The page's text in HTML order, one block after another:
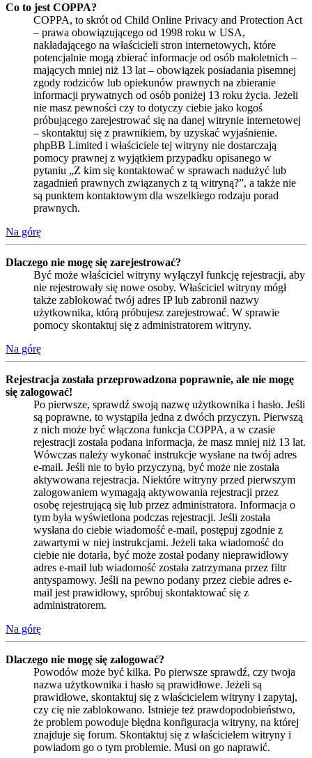
Co to jest COPPA?
COPPA, to skrót od Child Online Privacy and Protection Act
– prawa obowiązującego od 1998 roku w USA,
nakładającego na właścicieli stron internetowych, które
potencjalnie mogą zbierać informacje od osób małoletnich –
mających mniej niż 13 lat – obowiązek posiadania pisemnej
zgody rodziców lub opiekunów prawnych na zbieranie
informacji prywatnych od osób poniżej 13 roku życia. Jeżeli
nie masz pewności czy to dotyczy ciebie jako kogoś
próbującego zarejestrować się na danej witrynie internetowej
– skontaktuj się z prawnikiem, by uzyskać wyjaśnienie.
phpBB Limited i właściciele tej witryny nie dostarczają
pomocy prawnej z wyjątkiem przypadku opisanego w
pytaniu „Z kim się kontaktować w sprawach nadużyć lub
zagadnień prawnych związanych z tą witryną?”, a także nie
są punktem kontaktowym dla wszelkiego rodzaju porad
prawnych.
Na górę
Dlaczego nie mogę się zarejestrować?
Być może właściciel witryny wyłączył funkcję rejestracji, aby
nie rejestrowały się nowe osoby. Właściciel witryny mógł
także zablokować twój adres IP lub zabronił nazwy
użytkownika, którą próbujesz zarejestrować. W sprawie
pomocy skontaktuj się z administratorem witryny.
Na górę
Rejestracja została przeprowadzona poprawnie, ale nie mogę
się zalogować!
Po pierwsze, sprawdź swoją nazwę użytkownika i hasło. Jeśli
są poprawne, to wystąpiła jedna z dwóch przyczyn. Pierwszą
z nich może być włączona funkcja COPPA, a w czasie
rejestracji została podana informacja, że masz mniej niż 13 lat.
Wówczas należy wykonać instrukcje wysłane na twój adres
e-mail. Jeśli nie to było przyczyną, być może nie została
aktywowana rejestracja. Niektóre witryny przed pierwszym
zalogowaniem wymagają aktywowania rejestracji przez
osobę rejestrującą się lub przez administratora. Informacja o
tym była wyświetlona podczas rejestracji. Jeśli została
wysłana do ciebie wiadomość e-mail, postępuj zgodnie z
zawartymi w niej instrukcjami. Jeżeli taka wiadomość do
ciebie nie dotarła, być może został podany nieprawidłowy
adres e-mail lub wiadomość została zatrzymana przez filtr
antyspamowy. Jeśli na pewno podany przez ciebie adres e-
mail jest prawidłowy, spróbuj skontaktować się z
administratorem.
Na górę
Dlaczego nie mogę się zalogować?
Powodów może być kilka. Po pierwsze sprawdź, czy twoja
nazwa użytkownika i hasło są prawidłowe. Jeżeli są
prawidłowe, skontaktuj się z właścicielem witryny i zapytaj,
czy cię nie zablokowano. Istnieje też prawdopodobieństwo,
że problem powoduje błędna konfiguracja witryny, na której
znajduje się forum. Skontaktuj się z właścicielem witryny i
powiadom go o tym problemie. Musi on go naprawić.